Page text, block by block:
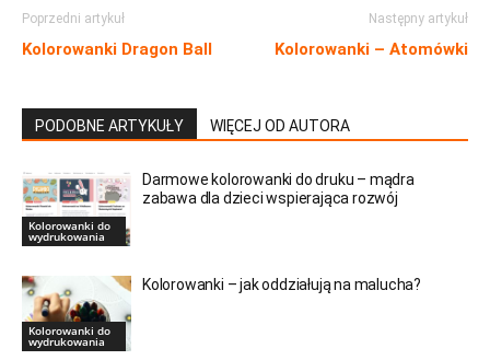
Poprzedni artykuł
Kolorowanki Dragon Ball
Następny artykuł
Kolorowanki – Atomówki
PODOBNE ARTYKUŁY WIĘCEJ OD AUTORA
Kolorowanki do
wydrukowania
Darmowe kolorowanki do druku – mądra
zabawa dla dzieci wspierająca rozwój
Kolorowanki do
wydrukowania
Kolorowanki – jak oddziałują na malucha?